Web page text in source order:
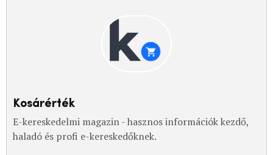
Kosárérték
E-kereskedelmi magazin - hasznos információk kezdő,
haladó és profi e-kereskedőknek.